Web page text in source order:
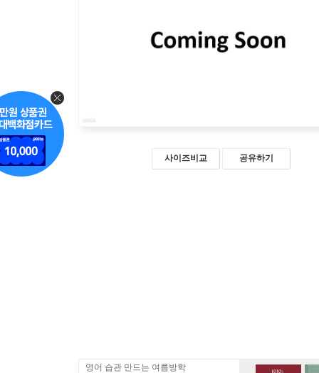
사이즈비교 공유하기
영어 습관 만드는 여름방학